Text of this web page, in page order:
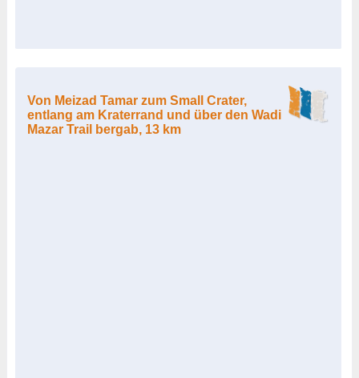
Von Meizad Tamar zum Small Crater,
entlang am Kraterrand und über den Wadi
Mazar Trail bergab, 13 km